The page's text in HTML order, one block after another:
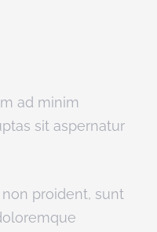
ad minim
sit aspernatur
proident, sunt